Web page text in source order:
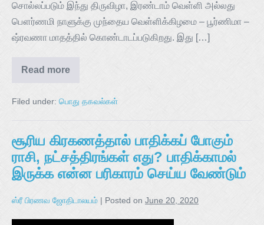
சொல்லப்படும் இந்து திருவிழா, இரண்டாம் வெள்ளி அல்லது
பௌர்ணமி நாளுக்கு முந்தைய வெள்ளிக்கிழமை – பூர்ணிமா –
ஷ்ரவணா மாதத்தில் கொண்டாடப்படுகிறது. இது […]
Read more
Filed under: பொது தகவல்கள்
சூரிய கிரகணத்தால் பாதிக்கப் போகும்
ராசி, நட்சத்திரங்கள் எது? பாதிக்காமல்
இருக்க என்ன பரிகாரம் செய்ய வேண்டும்
ஸ்ரீ பிரணவ ஜோதிடாலயம் | Posted on June 20, 2020